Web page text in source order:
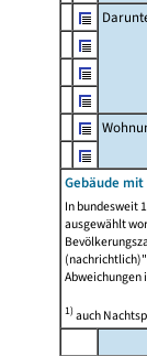
Gebäude
In bundesweit
ausgewählt
Abweichungen
1)auch